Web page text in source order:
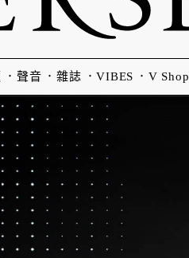
聲音 雜誌 VIBES V Shop